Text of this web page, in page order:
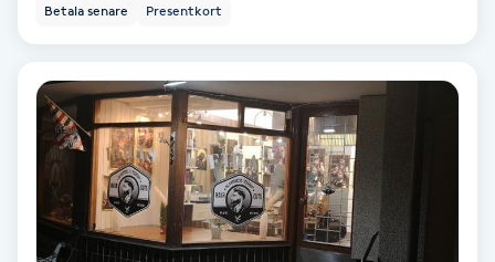
K18
Katun fransar
Kemisk peeling
Keratinbehandling
Betala senare Presentkort